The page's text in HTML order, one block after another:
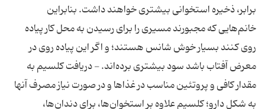
برابر، ذخیره‌ استخوانی‌ بیشتری‌ خواهند داشت. بنابراین‌
خانم‌هایی‌ كه‌ مجبورند مسیری‌ را برای‌ رسیدن‌ به‌ محل‌ كار پیاده
‌روی‌ كنند بسیار خوش‌ شانس‌ هستند؛ و اگر این‌ پیاده‌ روی‌ در
معرض‌ آفتاب‌ باشد سود بیشتری‌ برده‌اند. - دریافت‌ كلسیم‌ به‌
مقدار كافی‌ و پروتئین‌ مناسب‌ در غذاها و در صورت‌ نیاز مصرف‌ آنها
به‌ شكل‌ دارو؛ كلسیم‌ علاوه‌ بر استخوان‌ها، برای‌ دندان‌ها،